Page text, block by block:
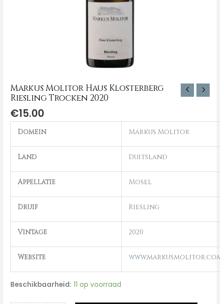
Markus Molitor Haus Klosterberg
Riesling Trocken 2020
€15.00
Domein Markus Molitor
Land Duitsland
Appellatie Mosel
Druif Riesling
Vintage 2020
Website www.
Beschikbaarheid: 11 op voorraad